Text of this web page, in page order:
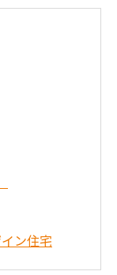
ン住宅